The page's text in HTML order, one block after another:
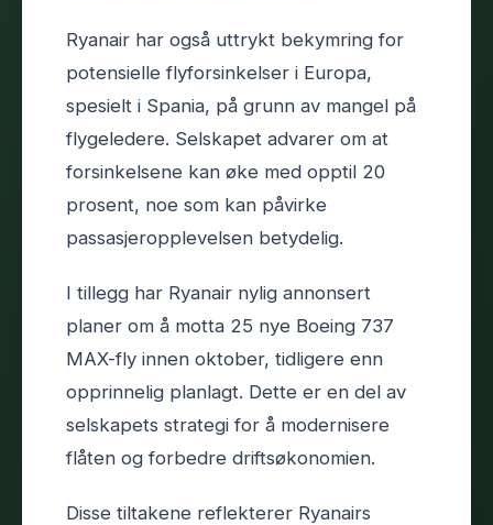
Ryanair har også uttrykt bekymring for
potensielle flyforsinkelser i Europa,
spesielt i Spania, på grunn av mangel på
flygeledere. Selskapet advarer om at
forsinkelsene kan øke med opptil 20
prosent, noe som kan påvirke
passasjeropplevelsen betydelig.
I tillegg har Ryanair nylig annonsert
planer om å motta 25 nye Boeing 737
MAX-fly innen oktober, tidligere enn
opprinnelig planlagt. Dette er en del av
selskapets strategi for å modernisere
flåten og forbedre driftsøkonomien.
Disse tiltakene reflekterer Ryanairs